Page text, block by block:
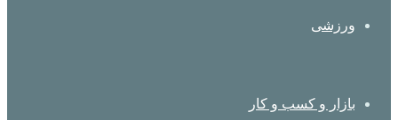
ورزشی
بازار و کسب و کار